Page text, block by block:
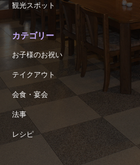
観光スポット
カテゴリー
お子様のお祝い
テイクアウト
会食・宴会
法事
レシピ